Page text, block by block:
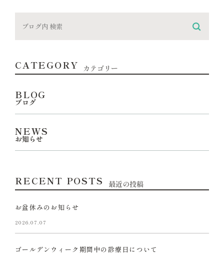
CATEGORY カテゴリー
BLOG
ブログ
NEWS
お知らせ
RECENT POSTS 最近の投稿
お盆休みのお知らせ
2026.07.07
ゴールデンウィーク期間中の診療日について